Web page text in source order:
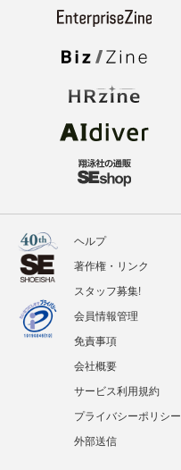
ヘルプ
著作権・リンク
スタッフ募集!
会員情報管理
免責事項
会社概要
サービス利用規約
プライバシーポリシー
外部送信